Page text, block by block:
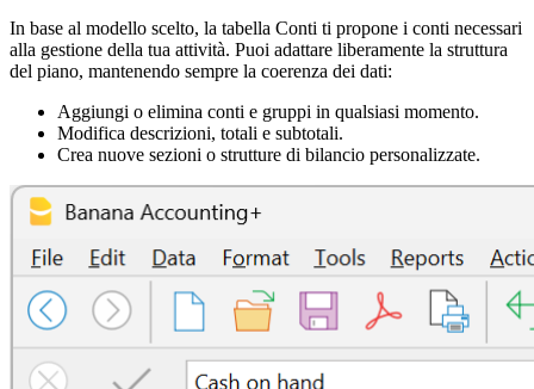
In base al modello scelto, la tabella Conti ti propone i conti necessari
alla gestione della tua attività. Puoi adattare liberamente la struttura
del piano, mantenendo sempre la coerenza dei dati:
Aggiungi o elimina conti e gruppi in qualsiasi momento.
Modifica descrizioni, totali e subtotali.
Crea nuove sezioni o strutture di bilancio personalizzate.